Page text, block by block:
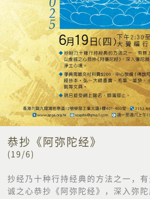
恭抄《阿弥陀经》
(19/6)
抄经乃十种行持经典的方法之一，
诚之心恭抄《阿弥陀经》，深入弥